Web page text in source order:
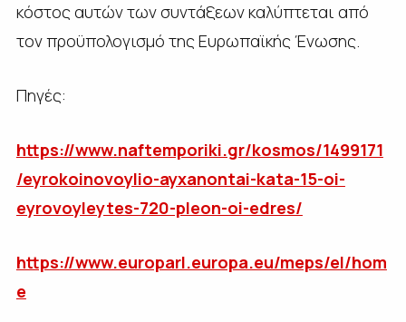
κόστος αυτών των συντάξεων καλύπτεται από
τον προϋπολογισμό της Ευρωπαϊκής Ένωσης.
Πηγές:
https://www.naftemporiki.gr/kosmos/1499171
/eyrokoinovoylio-ayxanontai-kata-15-oi-
eyrovoyleytes-720-pleon-oi-edres/
https://www.europarl.europa.eu/meps/el/hom
e